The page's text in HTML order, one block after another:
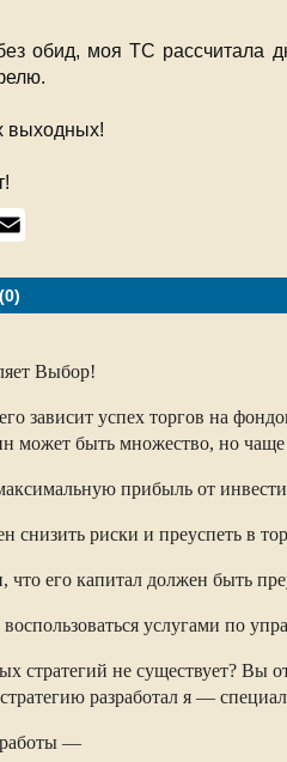
обид, моя ТС рассчитала
выходных!
Выбор!
зависит успех торгов на
может быть множество, но чаще
прибыль от
снизить риски и преуспеть в
что его капитал должен быть
услугами по
стратегий не существует? Вы
разработал я —
—